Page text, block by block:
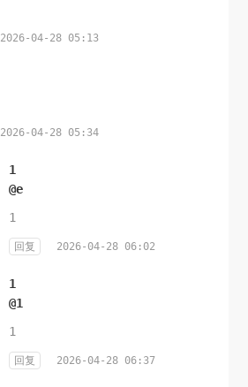
2026-04-28 05:13
2026-04-28 05:34
1
@e
1
回复 2026-04-28 06:02
1
@1
1
回复 2026-04-28 06:37